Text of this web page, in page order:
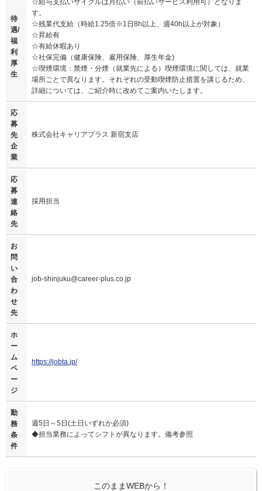
待
遇/
福
利
厚
生
す。
☆残業代支給（時給1.25倍※1日8h以上、週40h以上が対象）
☆昇給有
☆有給休暇あり
☆社保完備（健康保険、雇用保険、厚生年金)
☆喫煙環境：禁煙・分煙（就業先による）喫煙環境に関しては、就業
場所ごとで異なります。それぞれの受動喫煙防止措置を講じるため、
詳細については、ご紹介時に改めてご案内いたします。
応
募
先
企
業
株式会社キャリアプラス 新宿支店
応
募
連
絡
先
採用担当
お
問
い
合
わ
せ
先
job-shinjuku@career-plus.co.jp
ホ
ー
ム
ペ
ー
ジ
https://jobta.jp/
勤
務
条
件
週5日～5日(土日いずれか必須)
◆担当業務によってシフトが異なります。備考参照
このままWEBから！